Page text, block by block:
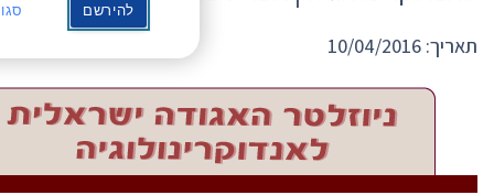
להירשם סגור